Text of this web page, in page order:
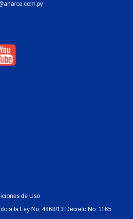
de Uso
a la Ley No. 4868/13 Decreto No. 1165